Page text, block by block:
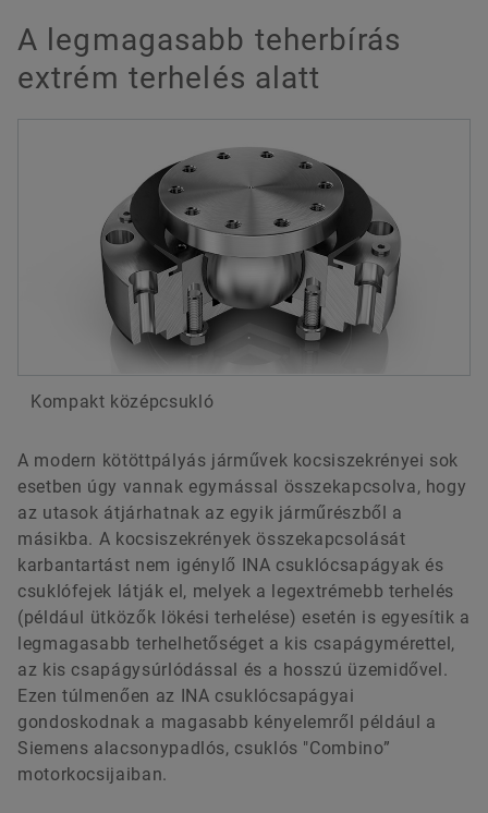
A legmagasabb teherbírás
extrém terhelés alatt
Kompakt középcsukló
A modern kötöttpályás járművek kocsiszekrényei sok
esetben úgy vannak egymással összekapcsolva, hogy
az utasok átjárhatnak az egyik járműrészből a
másikba. A kocsiszekrények összekapcsolását
karbantartást nem igénylő INA csuklócsapágyak és
csuklófejek látják el, melyek a legextrémebb terhelés
(például ütközők lökési terhelése) esetén is egyesítik a
legmagasabb terhelhetőséget a kis csapágymérettel,
az kis csapágysúrlódással és a hosszú üzemidővel.
Ezen túlmenően az INA csuklócsapágyai
gondoskodnak a magasabb kényelemről például a
Siemens alacsonypadlós, csuklós "Combino”
motorkocsijaiban.